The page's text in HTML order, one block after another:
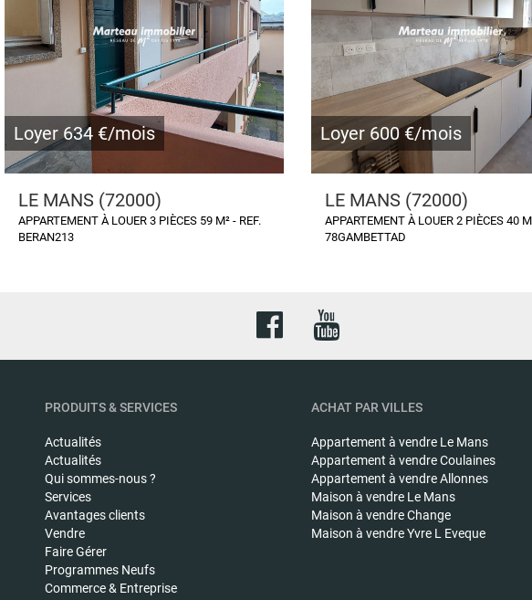
Loyer 634 €/mois
LE MANS (72000)
APPARTEMENT À LOUER 3 PIÈCES 59 M² - REF.
BERAN213
Loyer 600 €/mois
LE MANS (72000)
APPARTEMENT À LOUER 2 PIÈCES 40
78GAMBETTAD
PRODUITS & SERVICES
Actualités
Actualités
Qui sommes-nous ?
Services
Avantages clients
Vendre
Faire Gérer
Programmes Neufs
Commerce & Entreprise
ACHAT PAR VILLES
Appartement à vendre Le Mans
Appartement à vendreCoulaines
Appartement à vendreAllonnes
Maison à vendre Le Mans
Maison à vendreChange
Maison à vendreYvre L Eveque